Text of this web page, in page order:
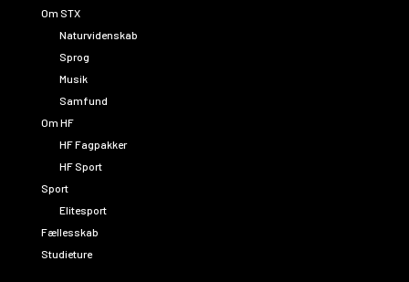
Om STX
Naturvidenskab
Sprog
Musik
Samfund
Om HF
HF Fagpakker
HF Sport
Sport
Elitesport
Fællesskab
Studieture